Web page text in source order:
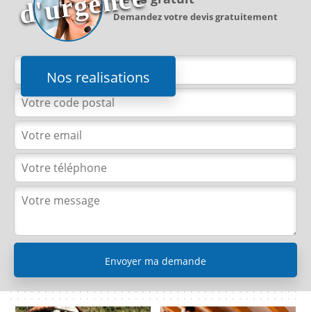
Nos realisations
Demandez votre devis gratuitement